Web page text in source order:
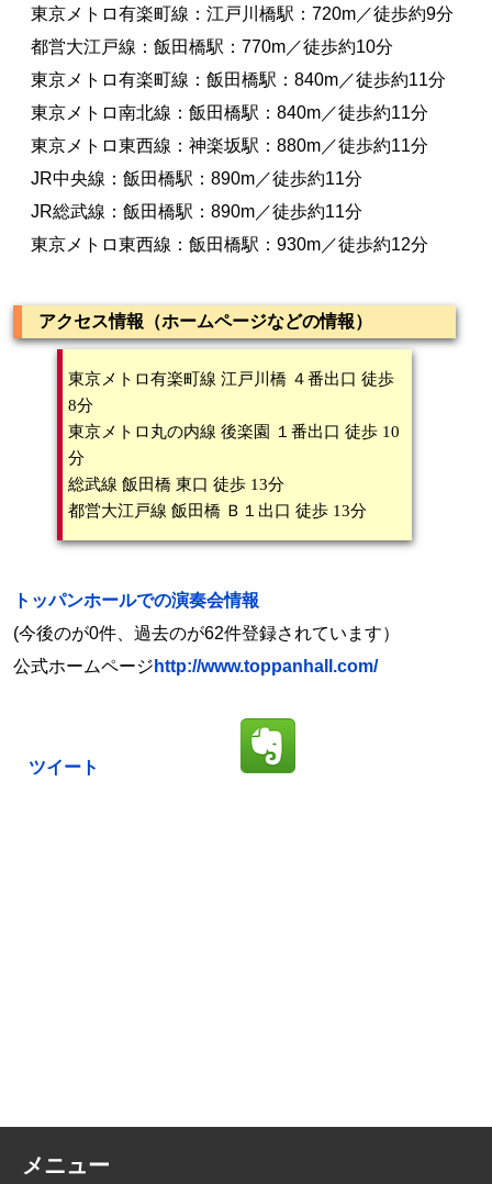
東京メトロ有楽町線：江戸川橋駅：720m／徒歩約9分
都営大江戸線：飯田橋駅：770m／徒歩約10分
東京メトロ有楽町線：飯田橋駅：840m／徒歩約11分
東京メトロ南北線：飯田橋駅：840m／徒歩約11分
東京メトロ東西線：神楽坂駅：880m／徒歩約11分
JR中央線：飯田橋駅：890m／徒歩約11分
JR総武線：飯田橋駅：890m／徒歩約11分
東京メトロ東西線：飯田橋駅：930m／徒歩約12分
アクセス情報（ホームページなどの情報）
東京メトロ有楽町線 江戸川橋 ４番出口 徒歩
8分
東京メトロ丸の内線 後楽園 １番出口 徒歩 10
分
総武線 飯田橋 東口 徒歩 13分
都営大江戸線 飯田橋 Ｂ１出口 徒歩 13分
トッパンホールでの演奏会情報
(今後のが0件、過去のが62件登録されています）
公式ホームページ http://www.toppanhall.com/
ツイート
メニュー